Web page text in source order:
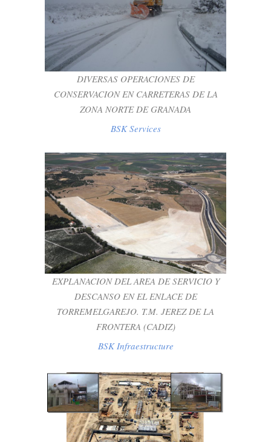
DIVERSAS OPERACIONES DE
CONSERVACION EN CARRETERAS DE LA
ZONA NORTE DE GRANADA
DIVERSAS OPERACIONES DE
CONSERVACION EN CARRETERAS DE LA
ZONA NORTE DE GRANADA
BSK Services
EXPLANACION DEL AREA DE SERVICIO Y
DESCANSO EN EL ENLACE DE
TORREMELGAREJO. T.M. JEREZ DE LA
FRONTERA (CADIZ)
BSK Infraestructure
EXPLANACION DEL AREA DE SERVICIO Y
DESCANSO EN EL ENLACE DE
TORREMELGAREJO. T.M. JEREZ DE LA
FRONTERA (CADIZ)
BSK Infraestructure
CENTRAL TERMOSOLAR VALLE 2